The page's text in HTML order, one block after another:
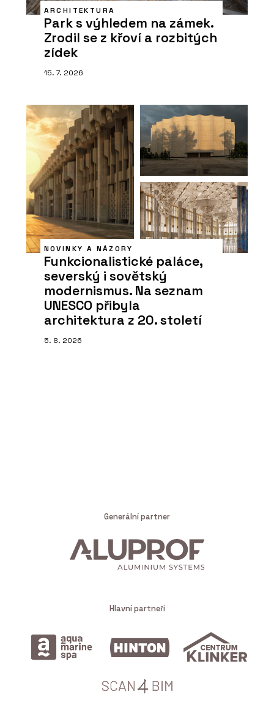
ARCHITEKTURA
Park s výhledem na zámek.
Zrodil se z křoví a rozbitých
zídek
15. 7. 2026
NOVINKY A NÁZORY
Funkcionalistické paláce,
severský i sovětský
modernismus. Na seznam
UNESCO přibyla
architektura z 20. století
5. 8. 2026
Generální partner
Hlavní partneři